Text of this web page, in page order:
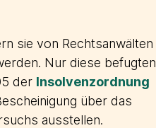
sie von Rechtsanwälten
Nur diese befugten
der Insolvenzordnung
über das
ausstellen.